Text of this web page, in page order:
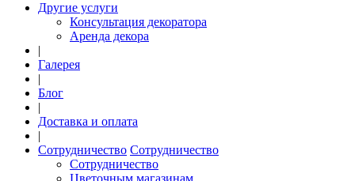
Другие услуги
Консультация декоратора
Аренда декора
|
Галерея
|
Блог
|
Доставка и оплата
|
Сотрудничество Сотрудничество
Сотрудничество
Цветочным магазинам